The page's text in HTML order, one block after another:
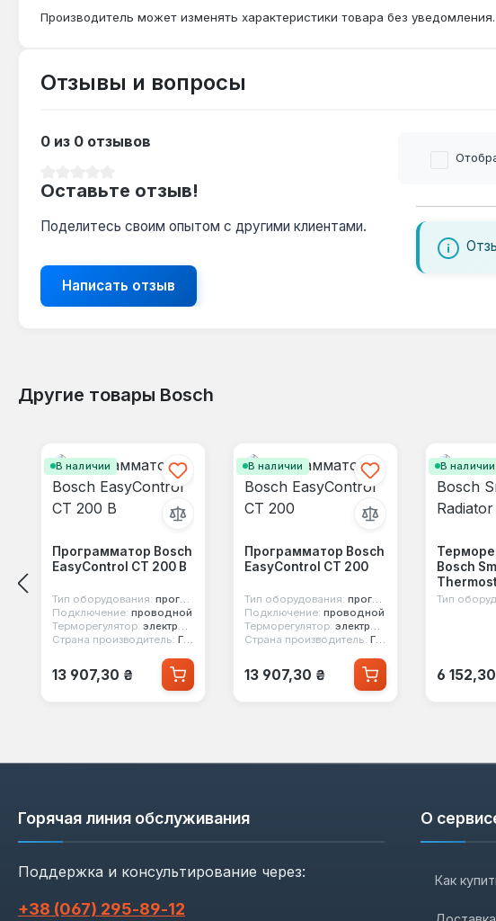
Производитель может изменять характеристики товара без
Отзывы и вопросы
0 из 0 отзывов
Оставьте отзыв!
Поделитесь своим опытом с другими клиентами.
Написать отзыв
Другие товары Bosch
В наличии
Программатор Bosch
EasyControl CT 200 B
Тип оборудования: программатор
Подключение: проводной
Терморегулятор: электронный
Страна производитель: Германия
Обычная цена:
13 907,30 ₴
В наличии
Программатор Bosch
EasyControl CT 200
Тип оборудования: программатор
Подключение: проводной
Терморегулятор: электронный
Страна производитель: Германия
Обычная цена:
13 907,30 ₴
В наличии
Bosch
Тип
6
Горячая линия обслуживания
Поддержка и консультирование через:
+38 (067) 295‑89‑12
О
Как